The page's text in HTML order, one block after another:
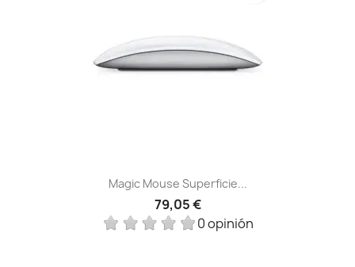
Magic Mouse Superficie...
79,05 €
0 opinión